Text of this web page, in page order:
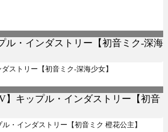
ストリー【初音ミク-深海少女】
・インダストリー【初音ミク 橙花公主】